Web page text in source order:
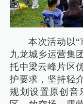
本次活动以
九龙城乡运营集
托中梁云峰片区
护要求，坚持轻
规划设置原创音